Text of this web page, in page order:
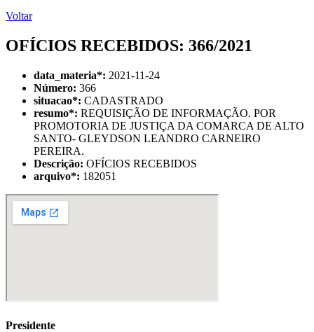
Voltar
OFÍCIOS RECEBIDOS: 366/2021
data_materia*: 2021-11-24
Número: 366
situacao*: CADASTRADO
resumo*: REQUISIÇÃO DE INFORMAÇÃO. POR
PROMOTORIA DE JUSTIÇA DA COMARCA DE ALTO
SANTO- GLEYDSON LEANDRO CARNEIRO
PEREIRA.
Descrição: OFÍCIOS RECEBIDOS
arquivo*: 182051
Presidente